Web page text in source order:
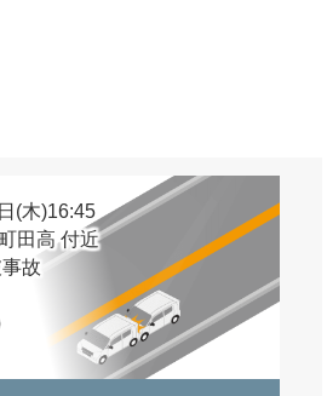
(木)16:45
田高 付近
故